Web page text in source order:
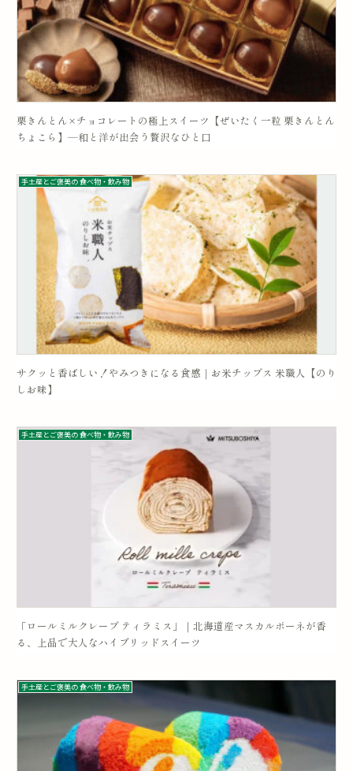
栗きんとん×チョコレートの極上スイーツ【ぜいたく一粒 栗きんとん
ちょこら】―和と洋が出会う贅沢なひと口
手土産とご褒美の 食べ物・飲み物
サクッと香ばしい！やみつきになる食感｜お米チップス 米職人【のり
しお味】
手土産とご褒美の 食べ物・飲み物
「ロールミルクレープ ティラミス」｜北海道産マスカルポーネが香
る、上品で大人なハイブリッドスイーツ
手土産とご褒美の 食べ物・飲み物